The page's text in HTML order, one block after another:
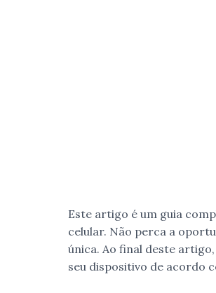
Este artigo é um guia
celular. Não perca a
única. Ao final deste
seu dispositivo de acordo